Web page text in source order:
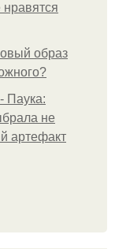
образ
Паука:
не
артефакт